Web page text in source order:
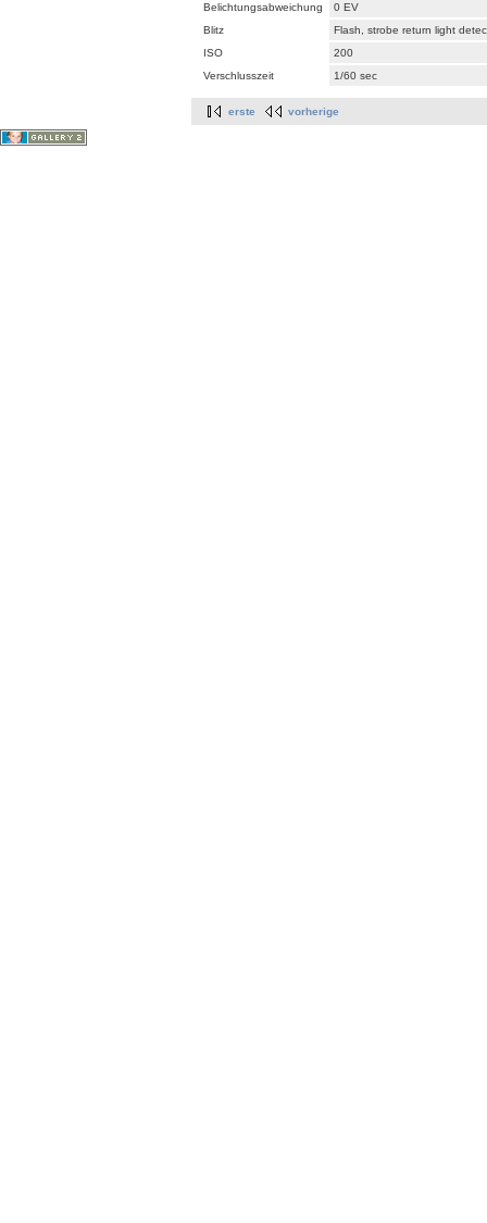
Belichtungsabweichung
0 EV
Blitz
Flash, strobe return light
ISO
200
Verschlusszeit
1/60 sec
erste vorherige